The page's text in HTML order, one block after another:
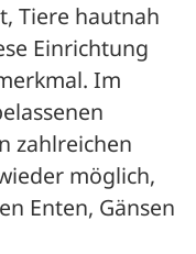
Tiere hautnah
Einrichtung
Im
zahlreichen
möglich,
Enten, Gänsen